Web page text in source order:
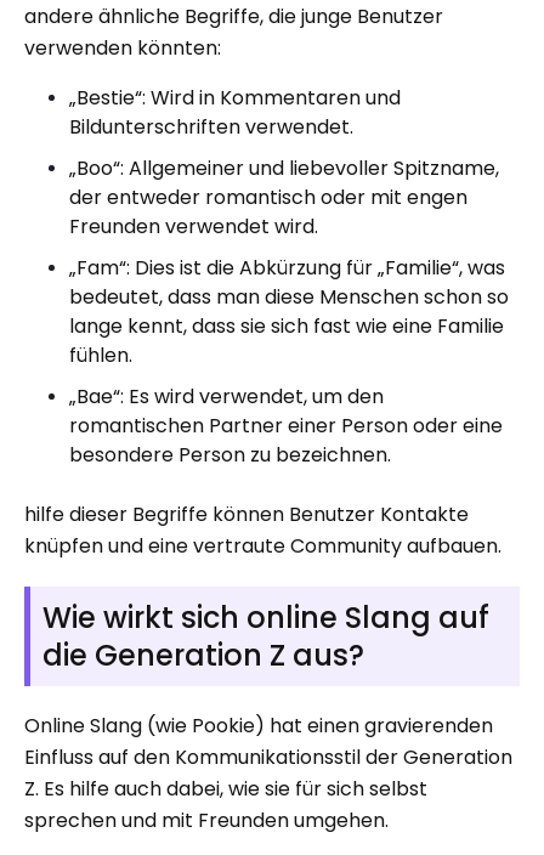
andere ähnliche Begriffe, die junge Benutzer
verwenden könnten:
„Bestie“: Wird in Kommentaren und
Bildunterschriften verwendet.
„Boo“: Allgemeiner und liebevoller Spitzname,
der entweder romantisch oder mit engen
Freunden verwendet wird.
„Fam“: Dies ist die Abkürzung für „Familie“, was
bedeutet, dass man diese Menschen schon so
lange kennt, dass sie sich fast wie eine Familie
fühlen.
„Bae“: Es wird verwendet, um den
romantischen Partner einer Person oder eine
besondere Person zu bezeichnen.
hilfe dieser Begriffe können Benutzer Kontakte
knüpfen und eine vertraute Community aufbauen.
Wie wirkt sich online Slang auf
die Generation Z aus?
Online Slang (wie Pookie) hat einen gravierenden
Einfluss auf den Kommunikationsstil der Generation
Z. Es hilfe auch dabei, wie sie für sich selbst
sprechen und mit Freunden umgehen.